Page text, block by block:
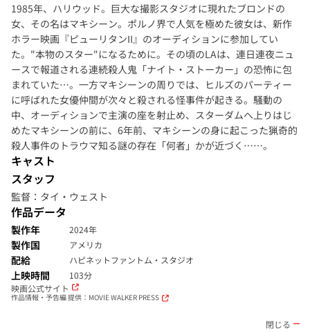
1985年、ハリウッド。巨大な撮影スタジオに現れたブロンドの
女、その名はマキシーン。ポルノ界で人気を極めた彼女は、新作
ホラー映画『ピューリタンII』のオーディションに参加してい
た。"本物のスター"になるために。その頃のLAは、連日連夜ニュ
ースで報道される連続殺人鬼「ナイト・ストーカー」の恐怖に包
まれていた…。一方マキシーンの周りでは、ヒルズのパーティー
に呼ばれた女優仲間が次々と殺される怪事件が起きる。騒動の
中、オーディションで主演の座を射止め、スターダムへ上りはじ
めたマキシーンの前に、6年前、マキシーンの身に起こった猟奇的
殺人事件のトラウマ知る謎の存在「何者」かが近づく……。
キャスト
スタッフ
監督：タイ・ウェスト
作品データ
製作年 2024年
製作国 アメリカ
配給 ハピネットファントム・スタジオ
上映時間
103分
映画公式サイト
作品情報・予告編 提供：MOVIE WALKER PRESS
閉じる